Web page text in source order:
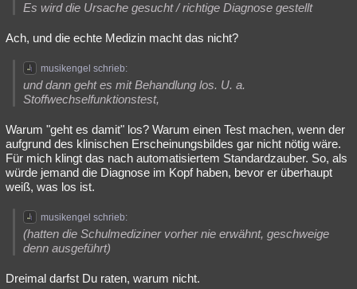
Es wird die Ursache gesucht / richtige Diagnose gestellt
Ach, und die echte Medizin macht das nicht?
musikengel schrieb:
und dann geht es mit Behandlung los. U. a.
Stoffwechselfunktionstest,
Warum "geht es damit" los? Warum einen Test machen, wenn der
aufgrund des klinischen Erscheinungsbildes gar nicht nötig wäre.
Für mich klingt das nach automatisiertem Standardzauber. So, als
würde jemand die Diagnose im Kopf haben, bevor er überhaupt
weiß, was los ist.
musikengel schrieb:
(hatten die Schulmediziner vorher nie erwähnt, geschweige
denn ausgeführt)
Dreimal darfst Du raten, warum nicht.